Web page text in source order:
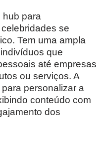
hub para
se
Tem uma ampla
que
até empresas
ou serviços. A
personalizar a
conteúdo com
dos